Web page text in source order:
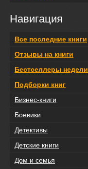
Навигация
Все последние книги
Отзывы на книги
Бестселлеры недели
Подборки книг
Бизнес-книги
Боевики
Детективы
Детские книги
Дом и семья